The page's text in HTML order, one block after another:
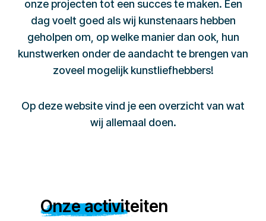
onze projecten tot een succes te maken. Een
dag voelt goed als wij kunstenaars hebben
geholpen om, op welke manier dan ook, hun
kunstwerken onder de aandacht te brengen van
zoveel mogelijk kunstliefhebbers!
Op deze website vind je een overzicht van wat
wij allemaal doen.
Onze activiteiten